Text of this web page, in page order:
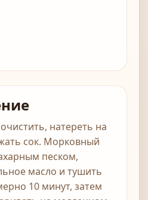
натереть на
сок. Морковный
песком,
масло и тушить
10 минут, затем